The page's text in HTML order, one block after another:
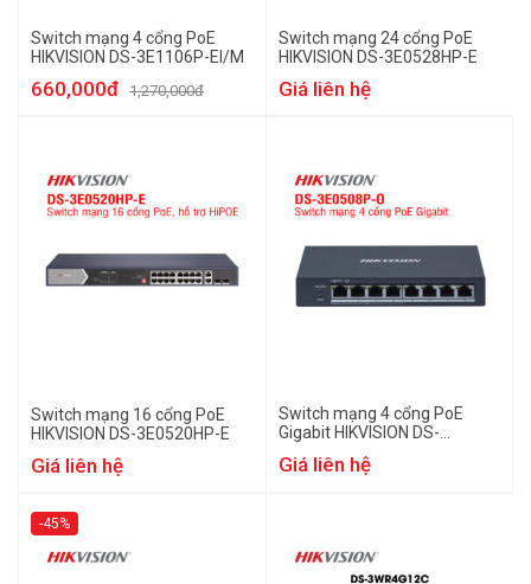
Switch mạng 4 cổng PoE
HIKVISION DS-3E1106P-EI/M
660,000đ 1,270,000đ
Switch mạng 24 cổng PoE
HIKVISION DS-3E0528HP-E
Giá liên hệ
Switch mạng 16 cổng PoE
HIKVISION DS-3E0520HP-E
Giá liên hệ
Switch mạng 4 cổng PoE
Gigabit HIKVISION DS-
Giá liên hệ
-45%